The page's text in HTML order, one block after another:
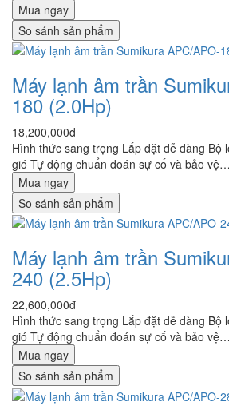
Mua ngay
So sánh sản phẩm
Máy lạnh âm trần
180 (2.0Hp)
18,200,000đ
Hình thức sang trọng Lắp đặt dễ dàng Bộ
gió Tự động chuẩn đoán sự cố và bảo vệ…
Mua ngay
So sánh sản phẩm
Máy lạnh âm trần
240 (2.5Hp)
22,600,000đ
Hình thức sang trọng Lắp đặt dễ dàng Bộ
gió Tự động chuẩn đoán sự cố và bảo vệ…
Mua ngay
So sánh sản phẩm